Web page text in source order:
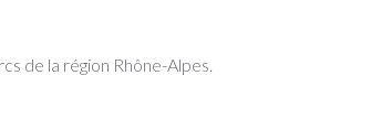
de la région Rhône-Alpes.